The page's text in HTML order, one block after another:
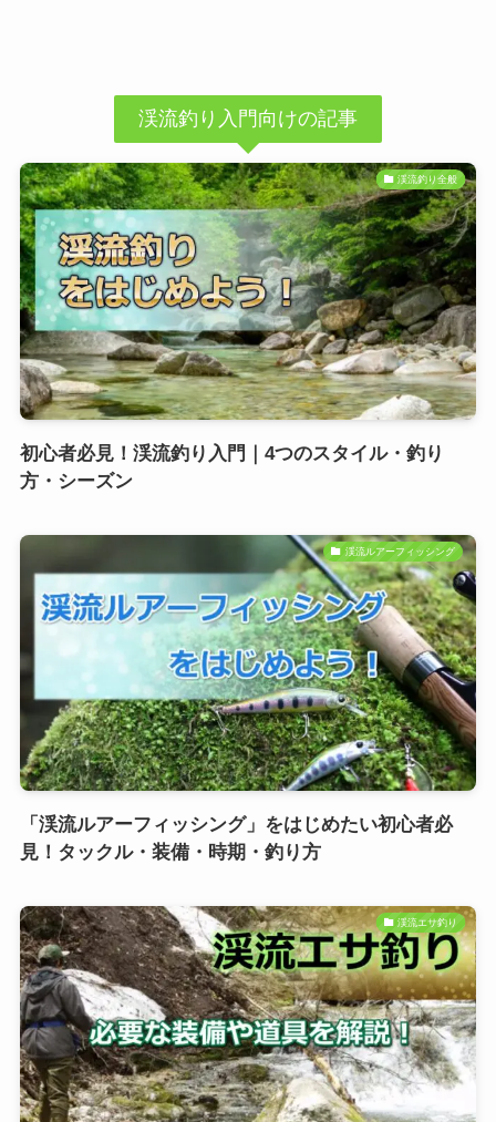
渓流釣り入門向けの記事
渓流釣り全般
初心者必見！渓流釣り入門｜4つのスタイル・釣り
方・シーズン
渓流ルアーフィッシング
「渓流ルアーフィッシング」をはじめたい初心者必
見！タックル・装備・時期・釣り方
渓流エサ釣り